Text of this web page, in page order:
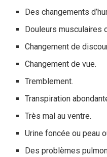
Des changements
Douleurs musculaires
Changement de
Changement de vue.
Tremblement.
Transpiration
Très mal au ventre.
Urine foncée ou peau
Des problèmes